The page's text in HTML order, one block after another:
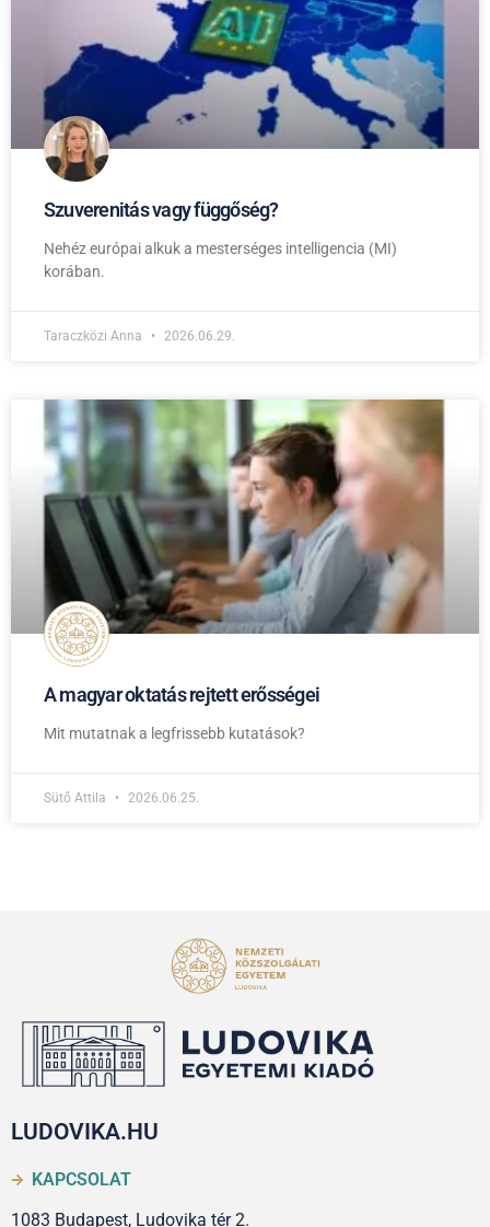
Szuverenitás vagy függőség?
Nehéz európai alkuk a mesterséges intelligencia (MI)
korában.
Taraczközi Anna 2026.06.29.
A magyar oktatás rejtett erősségei
Mit mutatnak a legfrissebb kutatások?
Sütő Attila 2026.06.25.
LUDOVIKA.HU
KAPCSOLAT
1083 Budapest, Ludovika tér 2.